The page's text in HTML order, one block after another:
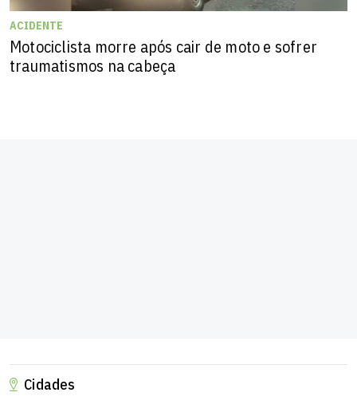
ACIDENTE
Motociclista morre após cair de moto e sofrer
traumatismos na cabeça
Cidades